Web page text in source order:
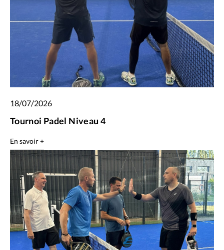
18/07/2026
Tournoi Padel Niveau 4
En savoir +